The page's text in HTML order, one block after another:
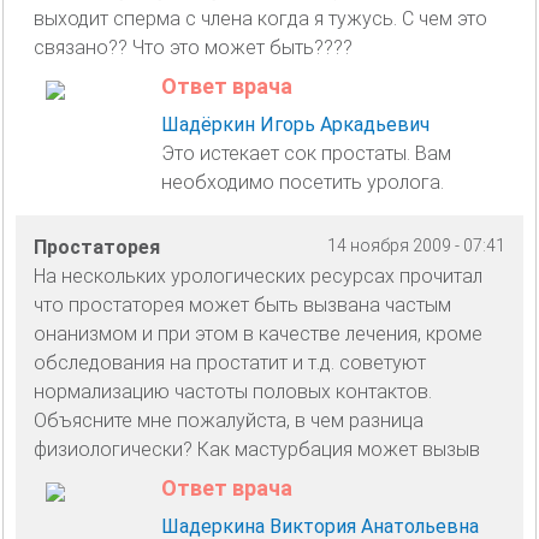
выходит сперма с члена когда я тужусь. С чем это
связано?? Что это может быть????
Ответ врача
Шадёркин Игорь Аркадьевич
Это истекает сок простаты. Вам
необходимо посетить уролога.
14 ноября 2009 - 07:41
Простаторея
На нескольких урологических ресурсах прочитал
что простаторея может быть вызвана частым
онанизмом и при этом в качестве лечения, кроме
обследования на простатит и т.д. советуют
нормализацию частоты половых контактов.
Объясните мне пожалуйста, в чем разница
физиологически? Как мастурбация может вызыв
Ответ врача
Шадеркина Виктория Анатольевна